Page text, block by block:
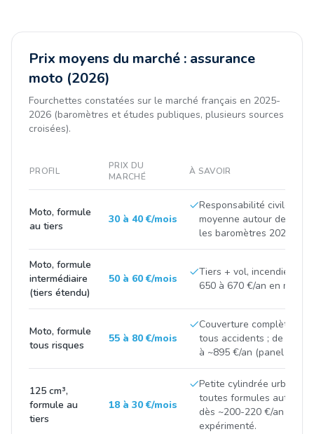
Prix moyens du marché : assurance
moto (2026)
Fourchettes constatées sur le marché français en 2025-
2026 (baromètres et études publiques, plusieurs sources
croisées).
PROFIL
PRIX DU
MARCHÉ
À SAVOIR
Moto, formule
au tiers
30 à 40 €/mois
Responsabilité civile
moyenne autour de 420
les baromètres 2025.
Moto, formule
intermédiaire
(tiers étendu)
50 à 60 €/mois
Tiers + vol, incendie,
650 à 670 €/an en
Moto, formule
tous risques
55 à 80 €/mois
Couverture complète
tous accidents ; de ~600
à ~895 €/an (panel gros
125 cm³,
formule au
tiers
18 à 30 €/mois
Petite cylindrée urbaine,
toutes formules autour
dès ~200-220 €/an pour
expérimenté.